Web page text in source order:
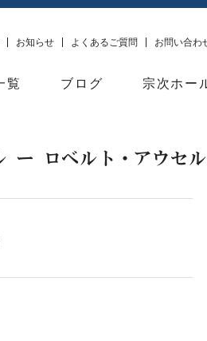
覧 ブログ 宗次ホー
お知らせ よくあるご質問 お問い合わ
ー ロベルト・アウセ